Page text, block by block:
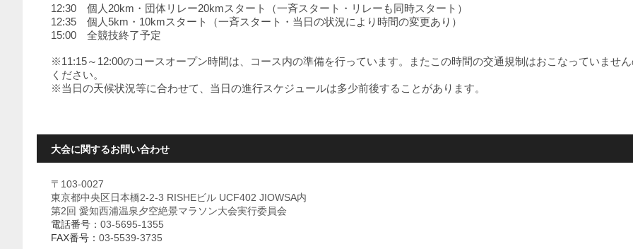
12:30 個人20km・団体リレー20kmスタート（一斉スタート・リレーも同時スタート）
12:35 個人5km・10kmスタート（一斉スタート・当日の状況により時間の変更あり）
15:00 全競技終了予定
※11:15～12:00のコースオープン時間は、コース内の準備を行っています。またこの時間の交通規制はおこなっていませ
ください。
※当日の天候状況等に合わせて、当日の進行スケジュールは多少前後することがあります。
大会に関するお問い合わせ
〒103-0027
東京都中央区日本橋2-2-3 RISHEビル UCF402 JIOWSA内
第2回 愛知西浦温泉夕空絶景マラソン大会実行委員会
電話番号： 03-5695-1355
FAX番号： 03-5539-3735